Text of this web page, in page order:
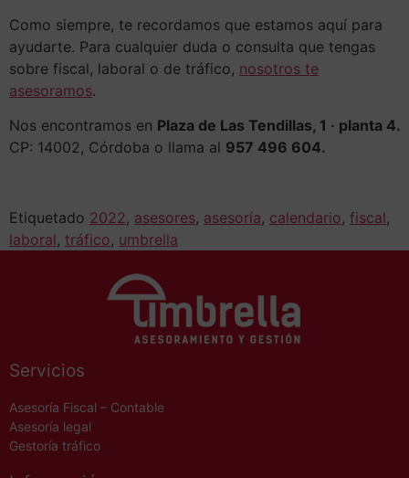
Como siempre, te recordamos que estamos aquí para
ayudarte. Para cualquier duda o consulta que tengas
sobre fiscal, laboral o de tráfico, nosotros te
asesoramos.
Nos encontramos en Plaza de Las Tendillas, 1 · planta 4.
CP: 14002, Córdoba o llama al 957 496 604.
Etiquetado 2022 , asesores, asesoría, calendario, fiscal,
laboral, tráfico, umbrella
Servicios
Asesoría Fiscal – Contable
Asesoría legal
Gestoría tráfico